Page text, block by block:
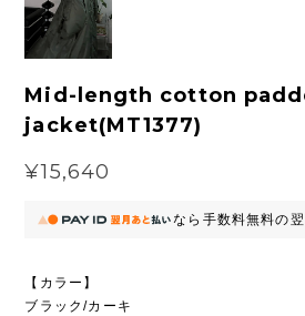
Mid-length cotton
jacket(MT1377)
¥15,640
なら 手数料無料の
【カラー】
ブラック/カーキ